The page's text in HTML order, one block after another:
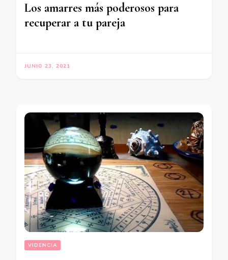
Los amarres más poderosos para
recuperar a tu pareja
JUNIO 23, 2021
VIDENCIA